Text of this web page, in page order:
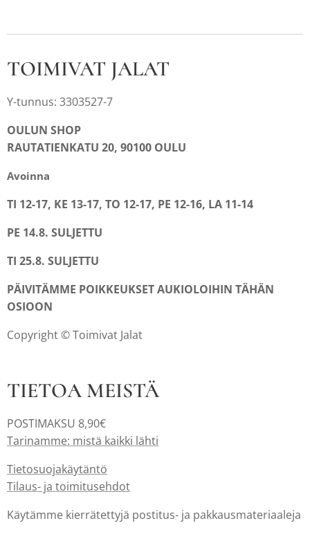
TOIMIVAT JALAT
Y-tunnus: 3303527-7
OULUN SHOP
RAUTATIENKATU 20, 90100 OULU
Avoinna
TI 12-17, KE 13-17, TO 12-17, PE 12-16, LA 11-14
PE 14.8. SULJETTU
TI 25.8. SULJETTU
PÄIVITÄMME POIKKEUKSET AUKIOLOIHIN TÄHÄN
OSIOON
Copyright © Toimivat Jalat
TIETOA MEISTÄ
POSTIMAKSU 8,90€
Tarinamme: mistä kaikki lähti
Tietosuojakäytäntö
Tilaus- ja toimitusehdot
Käytämme kierrätettyjä postitus- ja pakkausmateriaaleja